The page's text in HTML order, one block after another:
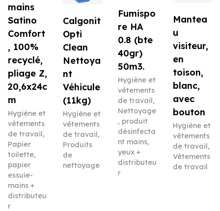
mains
Satino
Comfort
, 100%
recyclé,
pliage Z,
20,6x24c
m
Hygiène et
vêtements
de travail,
Papier
toilette,
papier
essuie-
mains +
distributeu
r
Calgonit
Opti
Clean
Nettoya
nt
Véhicule
(11kg)
Hygiène et
vêtements
de travail ,
Produits
de
nettoyage
Fumispo
re HA
0.8 (bte
40gr)
50m3.
Hygiène et
vêtements
de travail ,
Nettoyage
, produit
désinfecta
nt mains,
yeux +
distributeu
r
Mantea
u
visiteur,
en
toison,
blanc,
avec
bouton
Hygiène et
vêtements
de travail ,
Vêtements
de travail